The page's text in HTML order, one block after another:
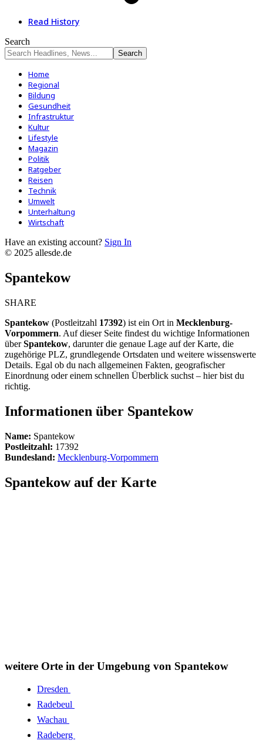
Read History
Search
Home
Regional
Bildung
Gesundheit
Infrastruktur
Kultur
Lifestyle
Magazin
Politik
Ratgeber
Reisen
Technik
Umwelt
Unterhaltung
Wirtschaft
Have an existing account? Sign In
© 2025 allesde.de
Spantekow
SHARE
Spantekow (Postleitzahl 17392) ist ein Ort in Mecklenburg-
Vorpommern. Auf dieser Seite findest du wichtige Informationen
überSpantekow, darunter die genaue Lage auf der Karte, die
zugehörige PLZ, grundlegende Ortsdaten und weitere wissenswerte
Details. Egal ob du nach allgemeinen Fakten, geografischer
Einordnung oder einem schnellen Überblick suchst – hier bist du
richtig.
Informationen über Spantekow
Name: Spantekow
Postleitzahl: 17392
Bundesland: Mecklenburg-Vorpommern
Spantekow auf der Karte
weitere Orte in der Umgebung von Spantekow
Dresden
Radebeul
Wachau
Radeberg